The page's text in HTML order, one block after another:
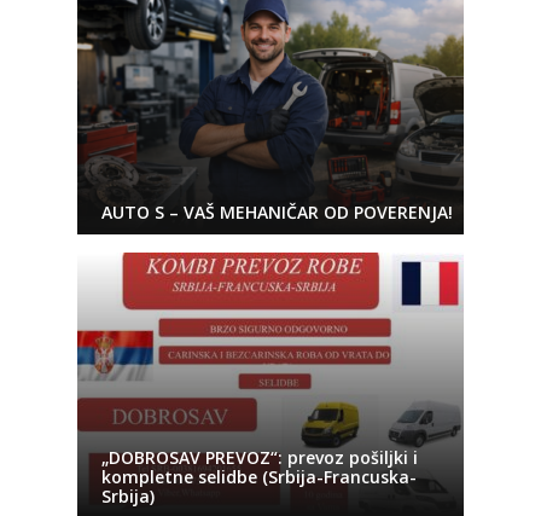
AUTO S – VAŠ MEHANIČAR OD POVERENJA!
„DOBROSAV PREVOZ“: prevoz pošiljki i
kompletne selidbe (Srbija-Francuska-
Srbija)